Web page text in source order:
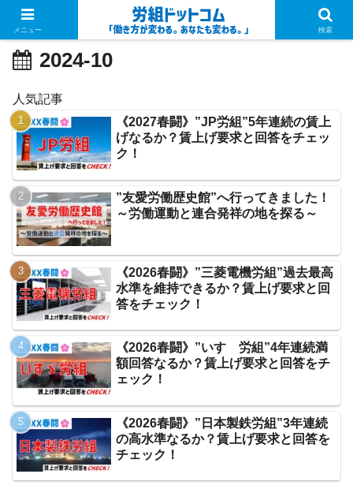
2024-10
人気記事
《2027春闘》”JP労組”5年連続の賃上
げなるか？賃上げ要求と回答をチェッ
ク！
”友愛労働歴史館”へ行ってきました！
～労働運動と連合発祥の地を探る～
《2026春闘》”三菱電機労組”過去最高
水準を維持できるか？賃上げ要求と回
答をチェック！
《2026春闘》”いすゞ労組”4年連続満
額回答なるか？賃上げ要求と回答をチ
ェック！
《2026春闘》”日本製鉄労組”3年連続
の高水準なるか？賃上げ要求と回答を
チェック！
メニュー 検索